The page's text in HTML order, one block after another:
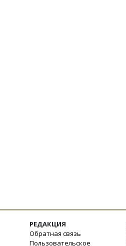
РЕДАКЦИЯ
Обратная связь
Пользовательское